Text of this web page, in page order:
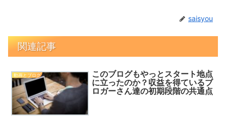
saisyou
関連記事
動画とブログ
このブログもやっとスタート地点
に立ったのか？収益を得ているブ
ロガーさん達の初期段階の共通点